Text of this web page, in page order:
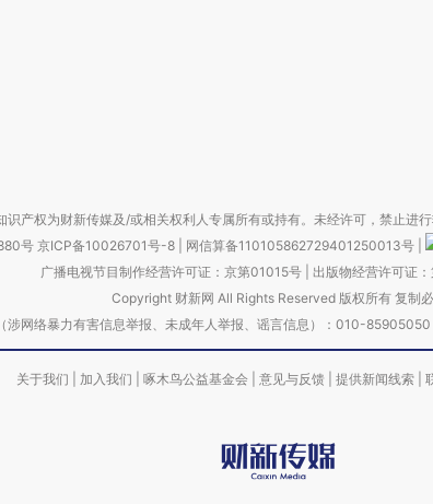
识产权为财新传媒及/或相关权利人专属所有或持有。未经许可，禁止进
号 京ICP备10026701号-8 网信算备110105862729401250013号
广播电视节目制作经营许可证：京第01015号| 出版物经营许可证
Copyright 财新网 All Rights Reserved 版权所有 复制
涉网络暴力有害信息举报、未成年人举报、谣言信息）：010-
关于我们 加入我们 啄木鸟公益基金会 意见与反馈 提供新闻线索